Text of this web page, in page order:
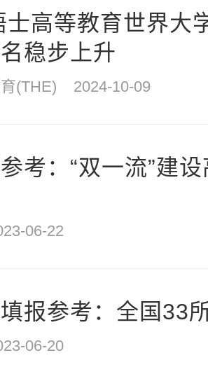
士高等教育世界大
稳步上升
(THE) 2024-10-09
考：“双一流”建
06-22
报参考：全国33
06-20